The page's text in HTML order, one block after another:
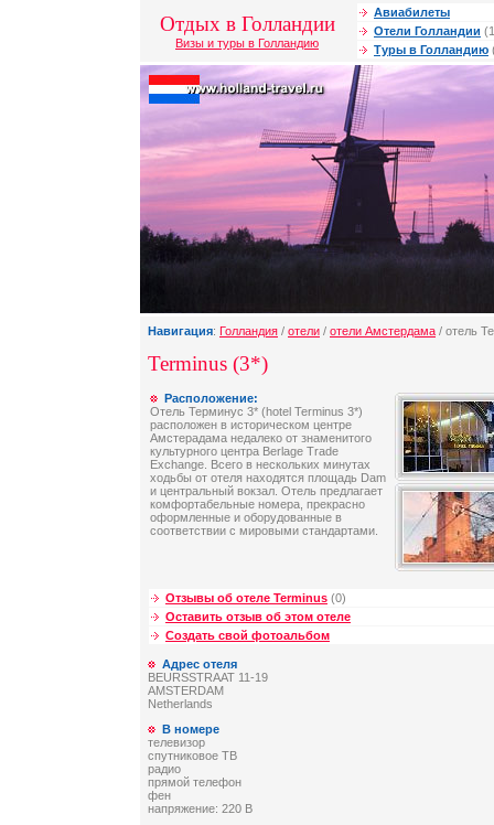
Отдых в Голландии
Визы и туры в Голландию
Авиабилеты
Отели Голландии
Туры в Голландию
Навигация: Голландия / отели / отели Амстердама / отель
Terminus (3*)
Расположение:
Отель Терминус 3* (hotel Terminus 3*)
расположен в историческом центре
Амстерадама недалеко от знаменитого
культурного центра Berlage Trade
Exchange. Всего в нескольких минутах
ходьбы от отеля находятся площадь Dam
и центральный вокзал. Отель предлагает
комфортабельные номера, прекрасно
оформленные и оборудованные в
соответствии с мировыми стандартами.
Отзывы об отеле Terminus (0)
Оставить отзыв об этом отеле
Создать свой фотоальбом
Адрес отеля
BEURSSTRAAT 11-19
AMSTERDAM
Netherlands
В номере
телевизор
спутниковое ТВ
радио
прямой телефон
фен
напряжение: 220 В